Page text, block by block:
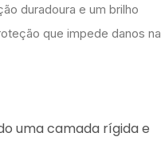
duradoura e um brilho
que impede danos na
uma camada rígida e